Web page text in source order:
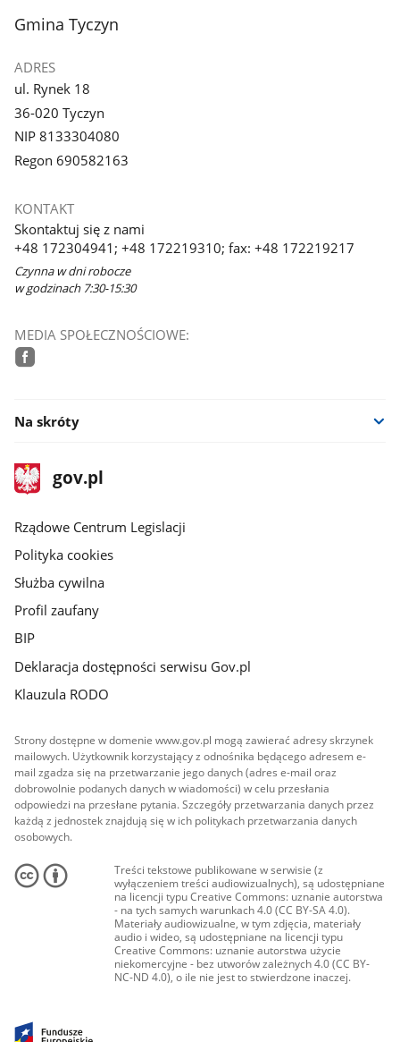
stopka
Gmina Tyczyn
ADRES
ul. Rynek 18
36-020 Tyczyn
NIP 8133304080
Regon 690582163
KONTAKT
Skontaktuj się z nami
+48 172304941; +48 172219310; fax: +48 172219217
Czynna w dni robocze
w godzinach 7:30-15:30
MEDIA SPOŁECZNOŚCIOWE:
Na skróty
stopka
gov.plStrona
gov.pl
Rządowe Centrum Legislacji
Polityka cookies
Służba cywilna
Profil zaufany
BIP
Deklaracja dostępności serwisu Gov.pl
Klauzula RODO
Strony dostępne w domenie www.gov.pl mogą zawierać adresy skrzynek
mailowych. Użytkownik korzystający z odnośnika będącego adresem e-
mail zgadza się na przetwarzanie jego danych (adres e-mail oraz
dobrowolnie podanych danych w wiadomości) w celu przesłania
odpowiedzi na przesłane pytania. Szczegóły przetwarzania danych przez
każdą z jednostek znajdują się w ich politykach przetwarzania danych
osobowych.
Treści tekstowe publikowane w serwisie (z
wyłączeniem treści audiowizualnych), są udostępniane
na licencji typu Creative Commons: uznanie autorstwa
- na tych samych warunkach 4.0 (CC BY-SA 4.0).
Materiały audiowizualne, w tym zdjęcia, materiały
audio i wideo, są udostępniane na licencji typu
Creative Commons: uznanie autorstwa użycie
niekomercyjne - bez utworów zależnych 4.0 (CC BY-
NC-ND 4.0), o ile nie jest to stwierdzone inaczej.